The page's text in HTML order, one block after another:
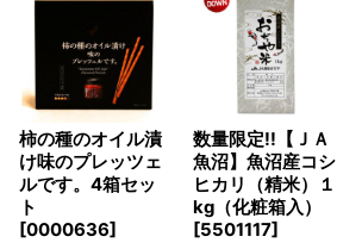
柿の種のオイル漬
け味のプレッツェ
ルです。4箱セッ
ト
[0000636]
数量限定!!【ＪＡ
魚沼】魚沼産コシ
ヒカリ（精米）１
kg（化粧箱入）
[5501117]